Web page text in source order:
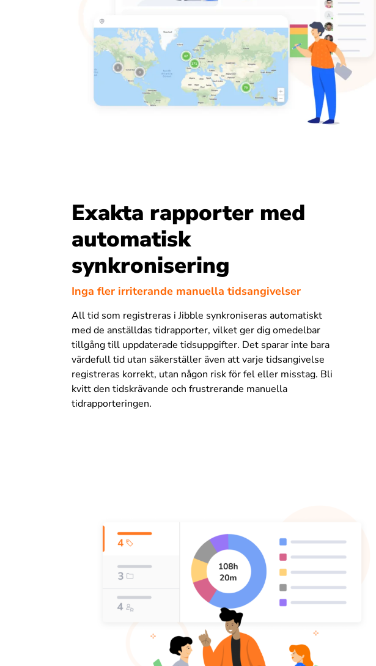
Exakta rapporter med
automatisk
synkronisering
Inga fler irriterande manuella tidsangivelser
All tid som registreras i Jibble synkroniseras automatiskt
med de anställdas tidrapporter, vilket ger dig omedelbar
tillgång till uppdaterade tidsuppgifter. Det sparar inte bara
värdefull tid utan säkerställer även att varje tidsangivelse
registreras korrekt, utan någon risk för fel eller misstag. Bli
kvitt den tidskrävande och frustrerande manuella
tidrapporteringen.